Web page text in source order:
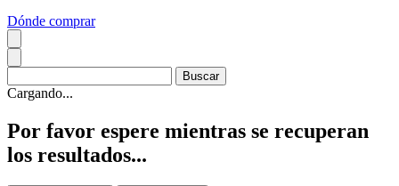
Dónde comprar
Cargando...
Por favor espere mientras se recuperan
los resultados...